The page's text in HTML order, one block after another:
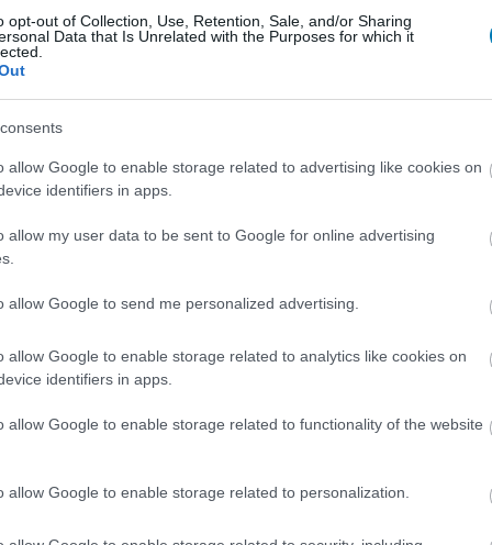
opt-out of Collection, Use, Retention, Sale, and/or Sharing
Data that Is Unrelated with the Purposes for which it
allow Google to enable storage related to advertising like cookies on
identifiers in apps.
allow my user data to be sent to Google for online advertising
allow Google to send me personalized advertising.
allow Google to enable storage related to analytics like cookies on
identifiers in apps.
allow Google to enable storage related to functionality of the website
allow Google to enable storage related to personalization.
stimmel a világgal: mindennap, pontban éjfél után
amit csak a kiválasztottak tudnak megélni. Az
pedig szörnyetegek járják. A főhősünknek ez nem
az új lakhelyére, miközben a lábával vérben tocsog
egy titkos társaság fogad, akikkel megpróbáljuk
meg tőle, és menthetjük meg az
alatt az iskolánk helyére kerülő hatalmas torony.